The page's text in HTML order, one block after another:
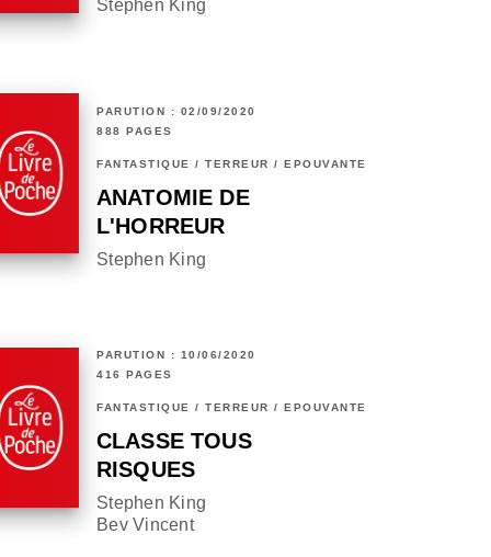
Stephen King
PARUTION : 02/09/2020
888 PAGES
FANTASTIQUE / TERREUR / EPOUVANTE
ANATOMIE DE
L'HORREUR
Stephen King
PARUTION : 10/06/2020
416 PAGES
FANTASTIQUE / TERREUR / EPOUVANTE
CLASSE TOUS
RISQUES
Stephen King
Bev Vincent